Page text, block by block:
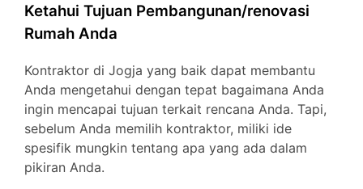
Ketahui Tujuan Pembangunan/renovasi
Rumah Anda
Kontraktor di Jogja yang baik dapat membantu
Anda mengetahui dengan tepat bagaimana Anda
ingin mencapai tujuan terkait rencana Anda. Tapi,
sebelum Anda memilih kontraktor, miliki ide
spesifik mungkin tentang apa yang ada dalam
pikiran Anda.